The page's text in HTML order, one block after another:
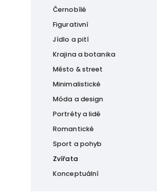
Černobílé
Figurativní
Jídlo a pití
Krajina a botanika
Město & street
Minimalistické
Móda a design
Portréty a lidé
Romantické
Sport a pohyb
Zvířata
Konceptuální